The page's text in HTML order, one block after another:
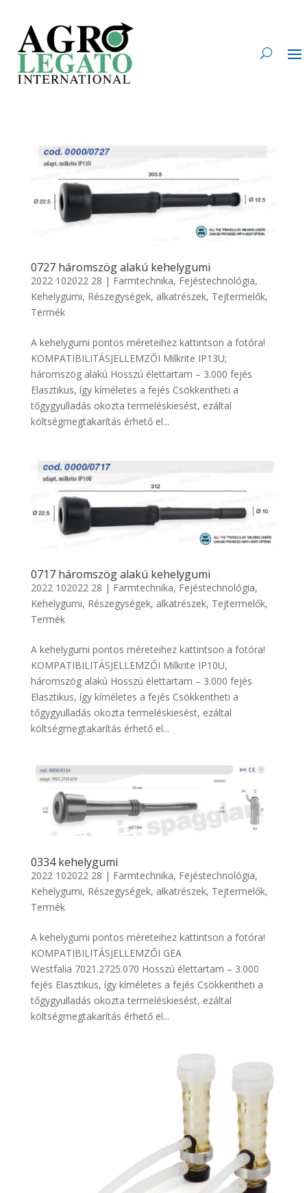
0727 háromszög alakú kehelygumi
2022 102022 28 | Farmtechnika, Fejéstechnológia,
Kehelygumi, Részegységek, alkatrészek, Tejtermelők,
Termék
A kehelygumi pontos méreteihez kattintson a fotóra!
KOMPATIBILITÁSJELLEMZŐI Milkrite IP13U;
háromszög alakú Hosszú élettartam – 3.000 fejés
Elasztikus, így kíméletes a fejés Csökkentheti a
tőgygyulladás okozta termeléskiesést, ezáltal
költségmegtakarítás érhető el...
0717 háromszög alakú kehelygumi
2022 102022 28 | Farmtechnika, Fejéstechnológia,
Kehelygumi, Részegységek, alkatrészek, Tejtermelők,
Termék
A kehelygumi pontos méreteihez kattintson a fotóra!
KOMPATIBILITÁSJELLEMZŐI Milkrite IP10U,
háromszög alakú Hosszú élettartam – 3.000 fejés
Elasztikus, így kíméletes a fejés Csökkentheti a
tőgygyulladás okozta termeléskiesést, ezáltal
költségmegtakarítás érhető el...
0334 kehelygumi
2022 102022 28 | Farmtechnika, Fejéstechnológia,
Kehelygumi, Részegységek, alkatrészek, Tejtermelők,
Termék
A kehelygumi pontos méreteihez kattintson a fotóra!
KOMPATIBILITÁSJELLEMZŐI GEA
Westfalia 7021.2725.070 Hosszú élettartam – 3.000
fejés Elasztikus, így kíméletes a fejés Csökkentheti a
tőgygyulladás okozta termeléskiesést, ezáltal
költségmegtakarítás érhető el...